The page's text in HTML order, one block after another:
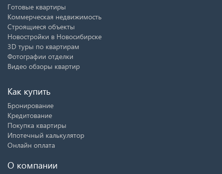
Готовые квартиры
Коммерческая недвижимость
Строящиеся объекты
Новостройки в Новосибирске
3D туры по квартирам
Фотографии отделки
Видео обзоры квартир
Как купить
Бронирование
Кредитование
Покупка квартиры
Ипотечный калькулятор
Онлайн оплата
О компании